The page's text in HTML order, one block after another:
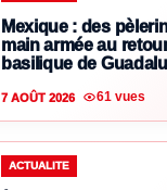
Mexique : des
main armée au
basilique de
7 AOÛT 2026 61 vues
ACTUALITE